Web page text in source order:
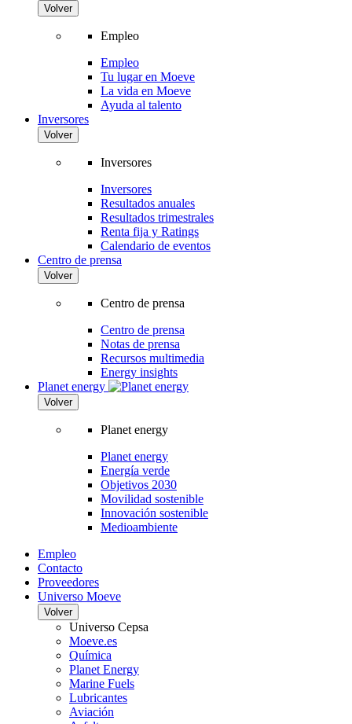
Volver
Empleo
Empleo
Tu lugar en Moeve
La vida en Moeve
Ayuda al talento
Inversores
Volver
Inversores
Inversores
Resultados anuales
Resultados trimestrales
Renta fija y Ratings
Calendario de eventos
Centro de prensa
Volver
Centro de prensa
Centro de prensa
Notas de prensa
Recursos multimedia
Energy insights
Planet energy
Volver
Planet energy
Planet energy
Energía verde
Objetivos 2030
Movilidad sostenible
Innovación sostenible
Medioambiente
Empleo
Contacto
Proveedores
Universo Moeve
Volver
Universo Cepsa
Moeve.es
Química
Planet Energy
Marine Fuels
Lubricantes
Aviación